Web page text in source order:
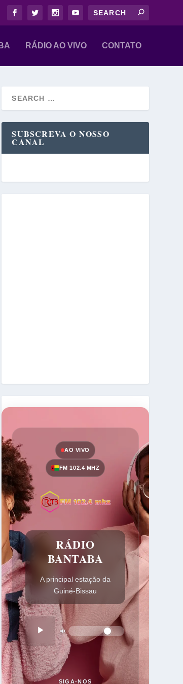
RÁDIO AO VIVO CONTATO
SUBSCREVA O NOSSO
CANAL
AO VIVO
FM 102.4 MHZ
RÁDIO
BANTABA
A principal estação da
Guiné-Bissau
SIGA-NOS